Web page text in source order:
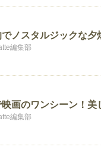
ノスタルジックな夕
編集部
映画のワンシーン！
編集部